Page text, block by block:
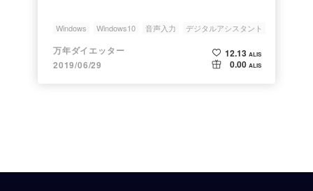
Windows Windows10 音声入力
デジタルアシスタント
Cortana
万年ダイエッター
2019/06/29
12.13 ALIS
0.00 ALIS